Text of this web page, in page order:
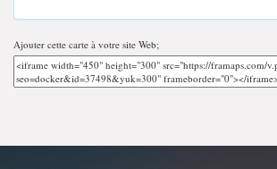
Ajouter cette carte à votre site Web;